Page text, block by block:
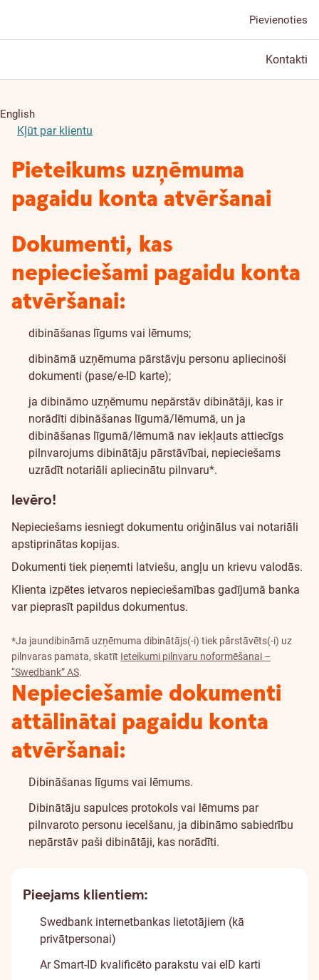
Pievienoties
Kontakti
English
Kļūt par klientu
Pieteikums uzņēmuma
pagaidu konta atvēršanai
Dokumenti, kas
nepieciešami pagaidu konta
atvēršanai:
dibināšanas līgums vai lēmums;
dibināmā uzņēmuma pārstāvju personu apliecinoši
dokumenti (pase/e-ID karte);
ja dibināmo uzņēmumu nepārstāv dibinātāji, kas ir
norādīti dibināšanas līgumā/lēmumā, un ja
dibināšanas līgumā/lēmumā nav iekļauts attiecīgs
pilnvarojums dibinātāju pārstāvībai, nepieciešams
uzrādīt notariāli apliecinātu pilnvaru*.
Ievēro!
Nepieciešams iesniegt dokumentu oriģinālus vai notariāli
apstiprinātas kopijas.
Dokumenti tiek pieņemti latviešu, angļu un krievu valodās.
Klienta izpētes ietvaros nepieciešamības gadījumā banka
var pieprasīt papildus dokumentus.
*Ja jaundibināmā uzņēmuma dibinātājs(-i) tiek pārstāvēts(-i) uz
pilnvaras pamata, skatīt Ieteikumi pilnvaru noformēšanai –
“Swedbank” AS.
Nepieciešamie dokumenti
attālinātai pagaidu konta
atvēršanai:
Dibināšanas līgums vai lēmums.
Dibinātāju sapulces protokols vai lēmums par
pilnvaroto personu iecelšanu, ja dibināmo sabiedrību
nepārstāv paši dibinātāji, kas norādīti.
Pieejams klientiem:
Swedbank internetbankas lietotājiem (kā
privātpersonai)
Ar Smart-ID kvalificēto parakstu vai eID karti